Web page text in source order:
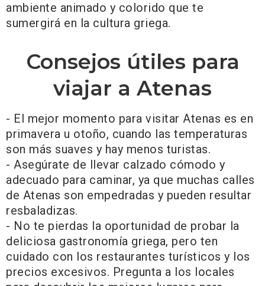
ambiente animado y colorido que te
sumergirá en la cultura griega.
Consejos útiles para
viajar a Atenas
- El mejor momento para visitar Atenas es en
primavera u otoño, cuando las temperaturas
son más suaves y hay menos turistas.
- Asegúrate de llevar calzado cómodo y
adecuado para caminar, ya que muchas calles
de Atenas son empedradas y pueden resultar
resbaladizas.
- No te pierdas la oportunidad de probar la
deliciosa gastronomía griega, pero ten
cuidado con los restaurantes turísticos y los
precios excesivos. Pregunta a los locales